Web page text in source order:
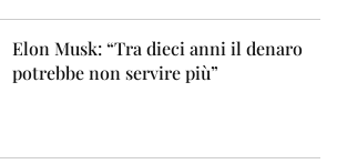
Elon Musk: “Tra dieci anni il denaro
potrebbe non servire più”